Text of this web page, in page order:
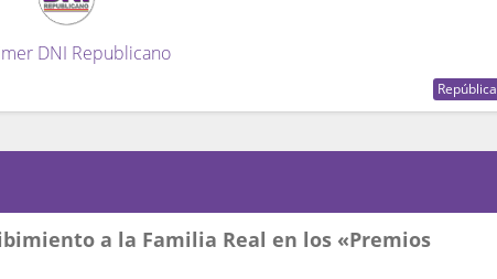
DNI Republicano
República
a la Familia Real en los «Premios